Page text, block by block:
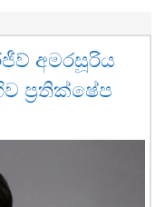
අමරසූරිය
ප්‍රතික්ෂේප